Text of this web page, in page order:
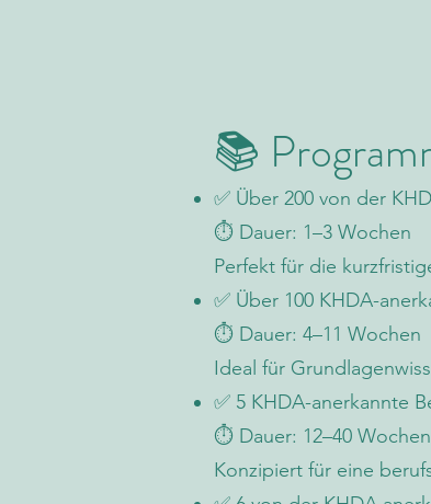
📚
✅ Über 200 von der
⏱️ Dauer: 1–3 Wochen
Perfekt für die
✅ Über 100 KHDA-
⏱️ Dauer: 4–11 Wochen
Ideal für
✅ 5 KHDA-anerkannte
⏱️ Dauer: 12–40 Wochen
Konzipiert für eine